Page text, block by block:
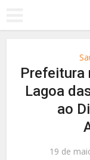
Prefeitura
Lagoa
ao
19 de